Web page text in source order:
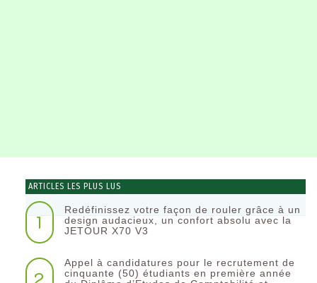
ARTICLES LES PLUS LUS
1
Redéfinissez votre façon de rouler grâce à un
design audacieux, un confort absolu avec la
JETOUR X70 V3
2
Appel à candidatures pour le recrutement de
cinquante (50) étudiants en première année